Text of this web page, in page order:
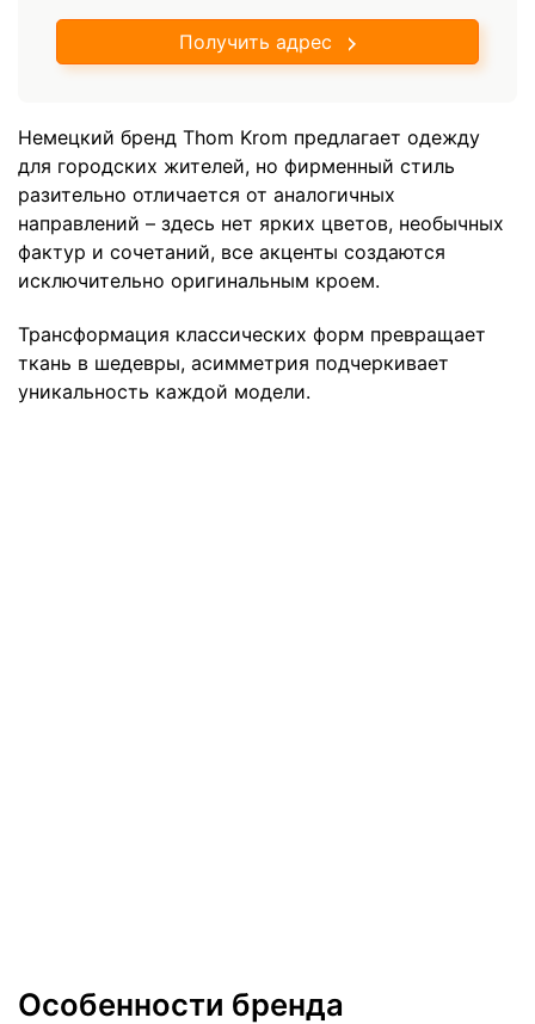
Получить адрес
Немецкий бренд Thom Krom предлагает одежду
для городских жителей, но фирменный стиль
разительно отличается от аналогичных
направлений – здесь нет ярких цветов, необычных
фактур и сочетаний, все акценты создаются
исключительно оригинальным кроем.
Трансформация классических форм превращает
ткань в шедевры, асимметрия подчеркивает
уникальность каждой модели.
Особенности бренда